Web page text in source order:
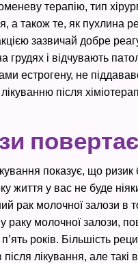
терапію, тип
а також те, як пухлина
зазвичай добре
і відчувають
естрогену, не
після
показує, що
життя у вас не буде
рак молочної залози в
молочної залози,
років. Більшість
лікування, але такі